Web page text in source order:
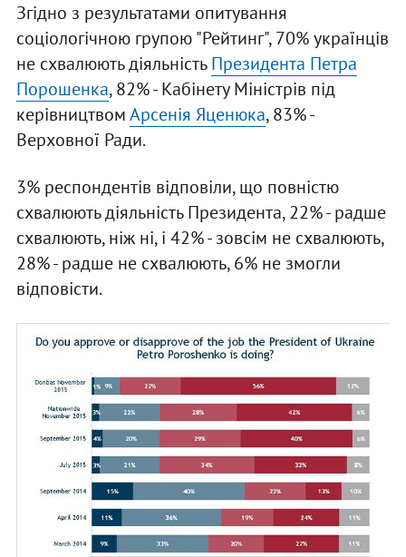
Згідно з результатами опитування
соціологічною групою "Рейтинг", 70% українців
не схвалюють діяльністьПрезидента Петра
Порошенка, 82% - Кабінету Міністрів під
керівництвомАрсенія Яценюка, 83% -
Верховної Ради.
3% респондентів відповіли, що повністю
схвалюють діяльність Президента, 22% - радше
схвалюють, ніж ні, і 42% - зовсім не схвалюють,
28% - радше не схвалюють, 6% не змогли
відповісти.